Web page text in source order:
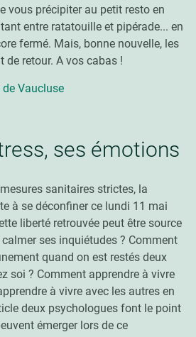
vous précipiter au petit resto en
entre ratatouille et pipérade... en
fermé. Mais, bonne nouvelle, les
de retour. A vos cabas !
Vaucluse
ses émotions
sanitaires strictes, la
à se déconfiner ce lundi 11 mai
liberté retrouvée peut être source
calmer ses inquiétudes ? Comment
quand on est restés deux
soi ? Comment apprendre à vivre
à vivre avec les autresen
deux psychologues font le point
émerger lors de ce